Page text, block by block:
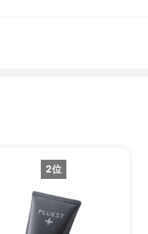
2位